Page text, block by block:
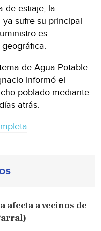
de estiaje, la
sufre su principal
es
de Agua Potable
informó el
poblado mediante
atrás.
afecta a vecinos de